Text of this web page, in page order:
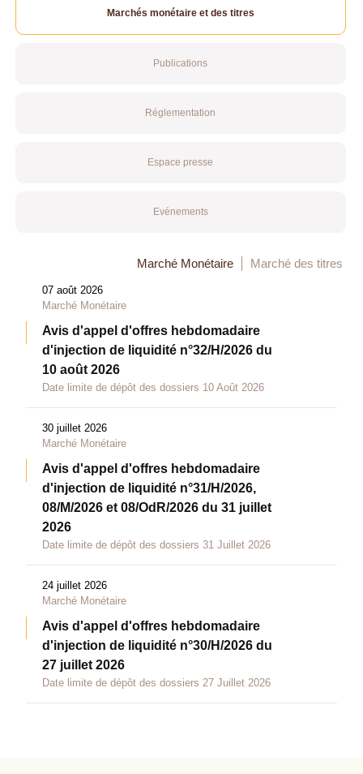
Marchés monétaire et des titres
Publications
Réglementation
Espace presse
Evénements
Marché Monétaire Marché des titres
07 août 2026
Marché Monétaire
Avis d'appel d'offres hebdomadaire
d'injection de liquidité n°32/H/2026 du
10 août 2026
Date limite de dépôt des dossiers 10 Août 2026
30 juillet 2026
Marché Monétaire
Avis d'appel d'offres hebdomadaire
d'injection de liquidité n°31/H/2026,
08/M/2026 et 08/OdR/2026 du 31 juillet
2026
Date limite de dépôt des dossiers 31 Juillet 2026
24 juillet 2026
Marché Monétaire
Avis d'appel d'offres hebdomadaire
d'injection de liquidité n°30/H/2026 du
27 juillet 2026
Date limite de dépôt des dossiers 27 Juillet 2026